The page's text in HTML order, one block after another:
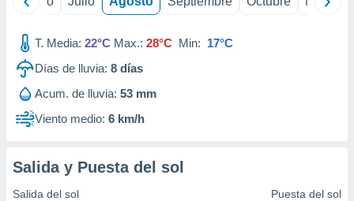
T. Media: 22°C Max.: 28°C Min: 17°C
Días de lluvia: 8 días
Acum. de lluvia: 53 mm
Viento medio: 6 km/h
Salida y Puesta del sol
Salida del sol Puesta del sol